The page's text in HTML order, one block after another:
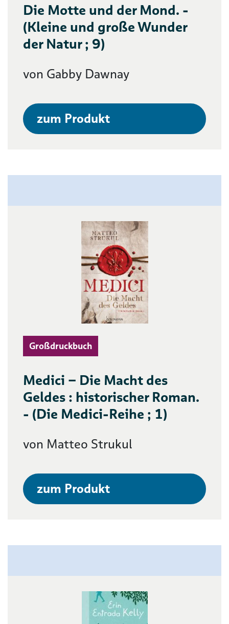
Die Motte und der Mond. -
(Kleine und große Wunder
der Natur ; 9)
von Gabby Dawnay
zum Produkt
Großdruckbuch
Medici – Die Macht des
Geldes : historischer Roman.
- (Die Medici-Reihe ; 1)
von Matteo Strukul
zum Produkt